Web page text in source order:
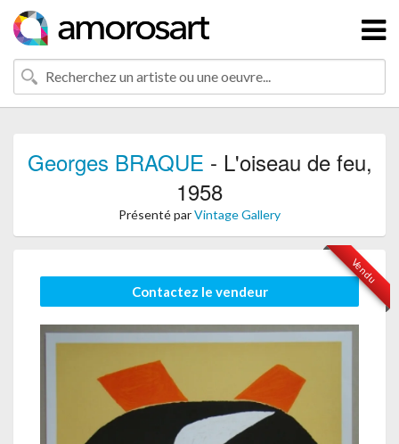
Georges BRAQUE - L'oiseau de feu,
1958
Présenté parVintage Gallery
Vendu
Contactez le vendeur